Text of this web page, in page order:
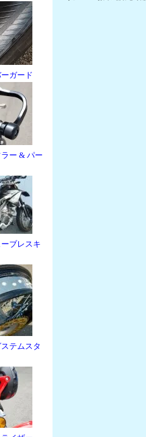
ガード
ー & パー
ブレスキ
テムスタ